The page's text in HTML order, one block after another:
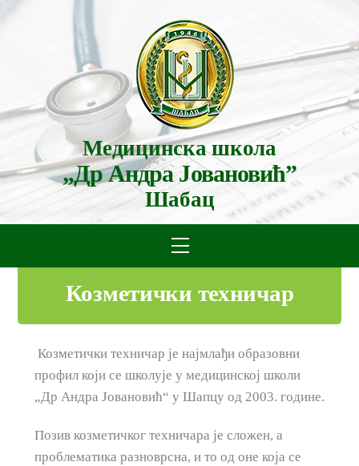
Медицинска школа
„Др Андра Јовановић”
Шабац
Menu
Козметички техничар
Козметички техничар је најмлађи образовни
профил који се школује у медицинској школи
„Др Андра Јовановић“ у Шапцу од 2003. године.
Позив козметичког техничара је сложен, а
проблематика разноврсна, и то од оне која се